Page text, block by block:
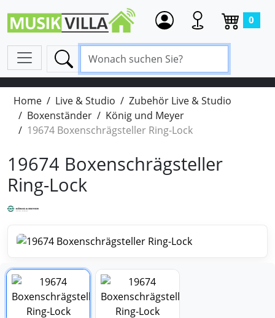
0
Home Live & Studio
Zubehör Live & Studio
Boxenständer
König und Meyer
19674 Boxenschrägsteller Ring-Lock
19674 Boxenschrägsteller
Ring-Lock